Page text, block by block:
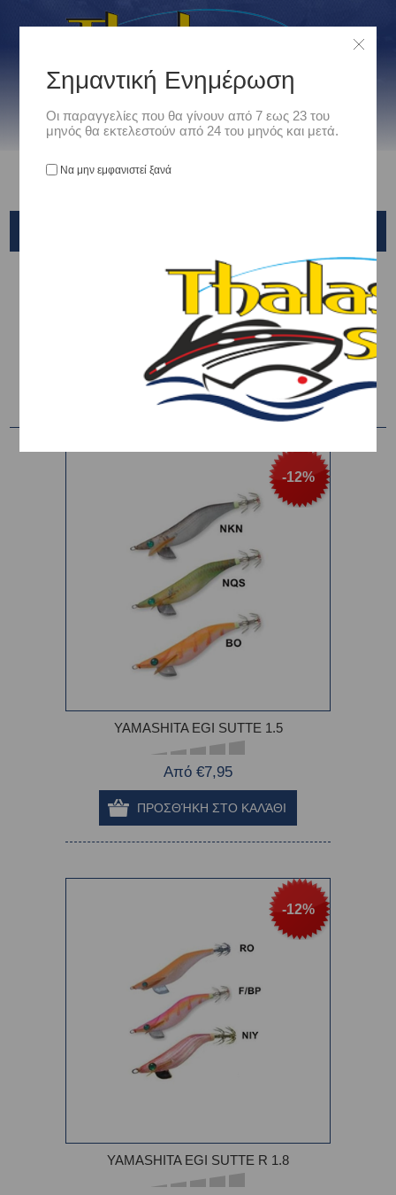
Είδη Αλιείας /
ΤΕΧΝΗΤΑ ΔΟΛΩΜΑΤΑ - ΤΣΑΠΑΡΙ - ΚΑΛΑΜΑΡΙΕΡΕΣ / ΚΑΛΑΜΑΡΙΕΡΕΣ /
YAMASHITA / EGI SUTTE
Ταξινόμηση ανά
-12%
YAMASHITA EGI SUTTE 1.5
Από €7,95
-12%
YAMASHITA EGI SUTTE R 1.8
Σημαντική Ενημέρωση
Οι παραγγελίες που θα γίνουν από 7 εως 23 του
μηνός θα εκτελεστούν από 24 του μηνός και μετά.
Να μην εμφανιστεί ξανά